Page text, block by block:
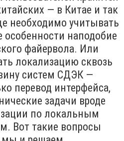
— в Китае и так
необходимо учитывать
наподобие
файервола. Или
локализацию сквозь
систем СДЭК —
перевод интерфейса,
задачи вроде
по локальным
Вот такие вопросы